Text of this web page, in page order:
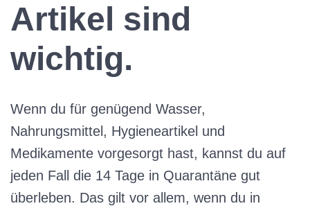
Artikel sind
wichtig.
Wenn du für genügend Wasser,
Nahrungsmittel, Hygieneartikel und
Medikamente vorgesorgt hast, kannst du auf
jeden Fall die 14 Tage in Quarantäne gut
überleben. Das gilt vor allem, wenn du in